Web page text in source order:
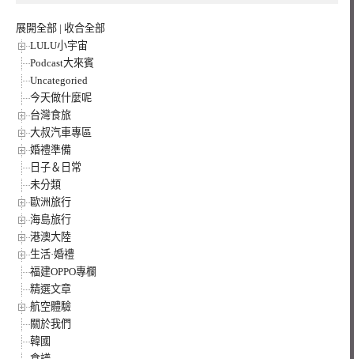
展開全部 | 收合全部
LULU小宇宙
Podcast大來賓
Uncategoried
今天做什麼呢
台灣食旅
大叔汽車專區
婚禮準備
日子＆日常
未分類
歐洲旅行
海島旅行
港澳大陸
生活·婚禮
福建OPPO專欄
精選文章
航空體驗
關於我們
韓國